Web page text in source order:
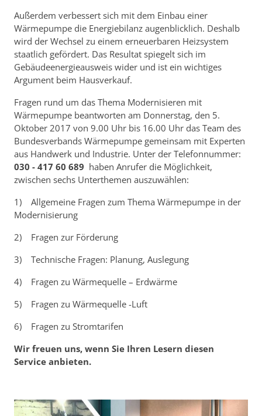
Außerdem verbessert sich mit dem Einbau einer
Wärmepumpe die Energiebilanz augenblicklich. Deshalb
wird der Wechsel zu einem erneuerbaren Heizsystem
staatlich gefördert. Das Resultat spiegelt sich im
Gebäudeenergieausweis wider und ist ein wichtiges
Argument beim Hausverkauf.
Fragen rund um das Thema Modernisieren mit
Wärmepumpe beantworten am Donnerstag, den 5.
Oktober 2017 von 9.00 Uhr bis 16.00 Uhr das Team des
Bundesverbands Wärmepumpe gemeinsam mit Experten
aus Handwerk und Industrie. Unter der Telefonnummer:
030 - 417 60 689 haben Anrufer die Möglichkeit,
zwischen sechs Unterthemen auszuwählen:
1) Allgemeine Fragen zum Thema Wärmepumpe in der
Modernisierung
2) Fragen zur Förderung
3) Technische Fragen: Planung, Auslegung
4) Fragen zu Wärmequelle – Erdwärme
5) Fragen zu Wärmequelle -Luft
6) Fragen zu Stromtarifen
Wir freuen uns, wenn Sie Ihren Lesern diesen
Service anbieten.